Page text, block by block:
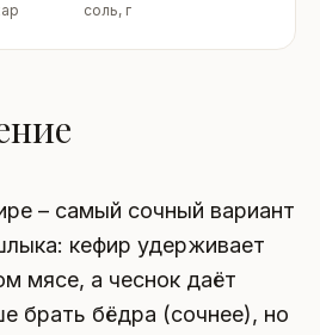
соль, г
– самый сочный вариант
кефир удерживает
мясе, а чеснок даёт
брать бёдра (сочнее), но